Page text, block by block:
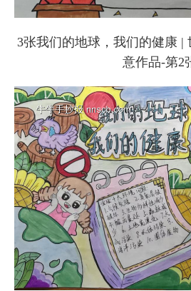
3张我们的地球，我们的健康 |
意作品-第2